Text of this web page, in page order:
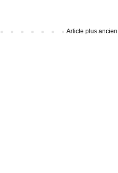
Article plus ancien